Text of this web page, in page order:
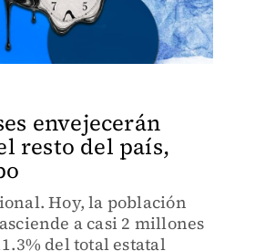
envejecerán
resto del país,
Hoy, la población
a casi 2 millones
del total estatal